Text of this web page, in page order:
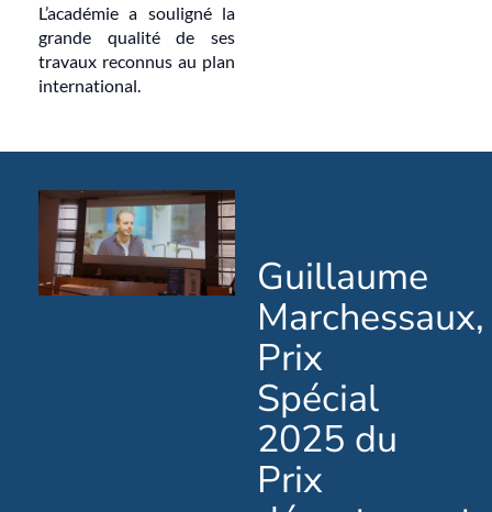
L’académie a souligné la
grande qualité de ses
travaux reconnus au plan
international.
Guillaume
Marchessaux,
Prix
Spécial
2025 du
Prix